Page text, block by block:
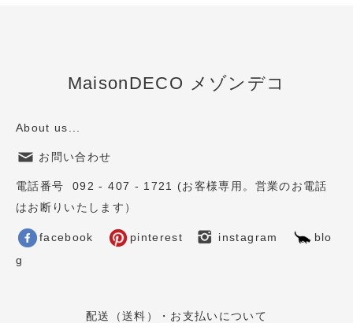
MaisonDECO メゾンデコ
About us...
お問い合わせ
電話番号 092 - 407 - 1721 (お客様専用。営業のお電話
はお断りいたします）
facebook pinterest instagram
blo
g
配送（送料）・お支払いについて